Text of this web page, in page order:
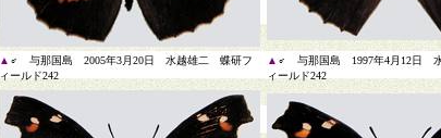
▲ ♂ 与那国島 2005年3月20日 水越雄二 蝶研フ
ィールド242
▲ ♂ 与那国島 1997年4月12日
ィールド242